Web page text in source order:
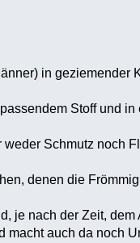
in geziemender
Stoff und in
Schmutz noch
denen die
je nach der Zeit, dem
macht auch da noch